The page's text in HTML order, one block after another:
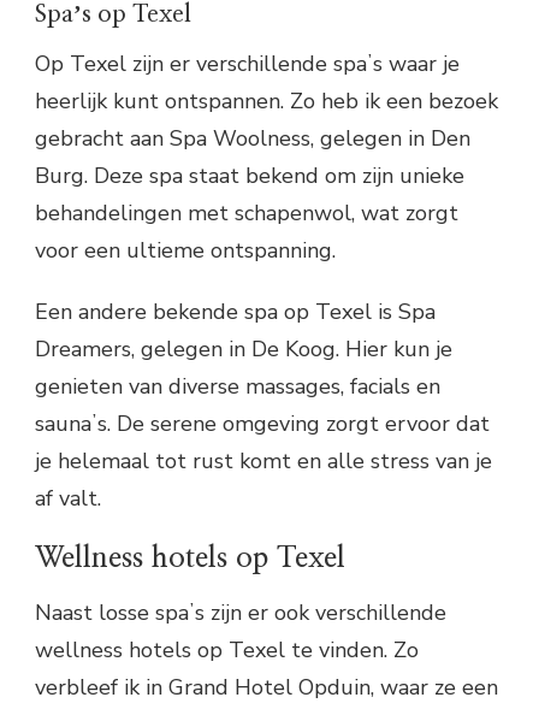
Spaʼs op Texel
Op Texel zijn er verschillende spaʼs waar je
heerlijk kunt ontspannen. Zo heb ik een bezoek
gebracht aan Spa Woolness, gelegen in Den
Burg. Deze spa staat bekend om zijn unieke
behandelingen met schapenwol, wat zorgt
voor een ultieme ontspanning.
Een andere bekende spa op Texel is Spa
Dreamers, gelegen in De Koog. Hier kun je
genieten van diverse massages, facials en
saunaʼs. De serene omgeving zorgt ervoor dat
je helemaal tot rust komt en alle stress van je
af valt.
Wellness hotels op Texel
Naast losse spaʼs zijn er ook verschillende
wellness hotels op Texel te vinden. Zo
verbleef ik in Grand Hotel Opduin, waar ze een